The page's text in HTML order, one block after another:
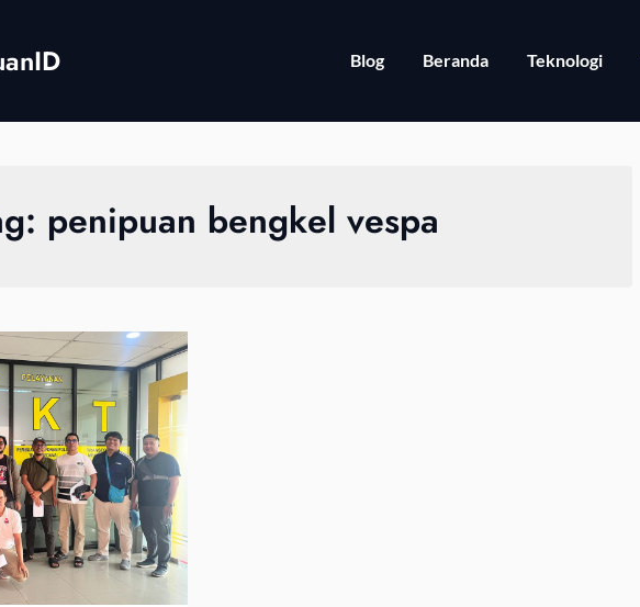
Blog Beranda Teknologi
penipuan bengkel vespa